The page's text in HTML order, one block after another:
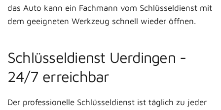
das Auto kann ein Fachmann vom Schlüsseldienst mit
dem geeigneten Werkzeug schnell wieder öffnen.
Schlüsseldienst Uerdingen -
24/7 erreichbar
Der professionelle Schlüsseldienst ist täglich zu jeder